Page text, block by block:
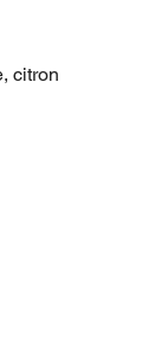
citron